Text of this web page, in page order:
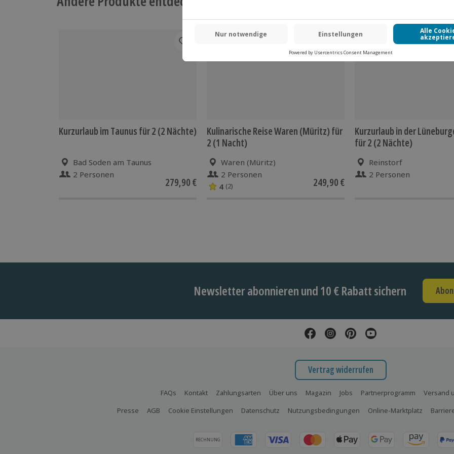
Kurzurlaub im Taunus für 2 (2 Nächte)
Bad Soden am Taunus
2 Personen
279,90 €
-15% CLUB DEAL
Kulinarische Reise Waren (Müritz) für
2 (1 Nacht)
Waren (Müritz)
2 Personen
4 (2) 249,90 €
Kurzurlaub in der
für 2 (2 Nächte)
Reinstorf
2 Personen
Newsletter abonnieren und 10 € Rabatt sichern
Vertrag widerrufen
FAQs Kontakt Zahlungsarten Über uns Magazin Jobs Partnerprogramm
Versand
Presse
AGB Cookie Einstellungen Datenschutz Nutzungsbedingungen Online-Marktplatz
RECHNUNG